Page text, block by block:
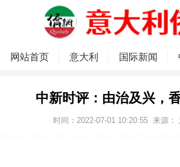
网站首页 意大利 国际新闻
中新时评：由治及兴，
时间：2022-07-01 10:20:55 来源：